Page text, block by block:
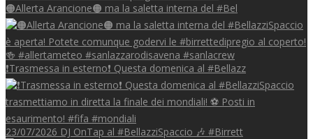
🟠Allerta Arancione🟠 ma la saletta interna del #Bel
❗Trasmessa in esterno❗ Questa domenica al #Bellazz
23/07/2026 DJ OnTap al #BellazziSpaccio 🎶 #Birrett